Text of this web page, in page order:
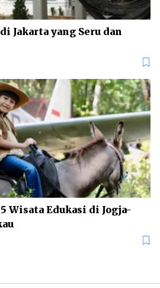
Jakarta yang Seru dan
Wisata Edukasi di Jogja-